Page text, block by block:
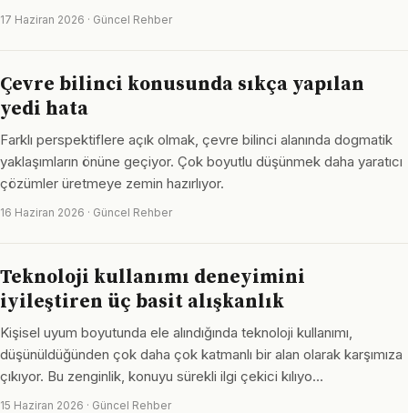
17 Haziran 2026 · Güncel Rehber
Çevre bilinci konusunda sıkça yapılan
yedi hata
Farklı perspektiflere açık olmak, çevre bilinci alanında dogmatik
yaklaşımların önüne geçiyor. Çok boyutlu düşünmek daha yaratıcı
çözümler üretmeye zemin hazırlıyor.
16 Haziran 2026 · Güncel Rehber
Teknoloji kullanımı deneyimini
iyileştiren üç basit alışkanlık
Kişisel uyum boyutunda ele alındığında teknoloji kullanımı,
düşünüldüğünden çok daha çok katmanlı bir alan olarak karşımıza
çıkıyor. Bu zenginlik, konuyu sürekli ilgi çekici kılıyo…
15 Haziran 2026 · Güncel Rehber